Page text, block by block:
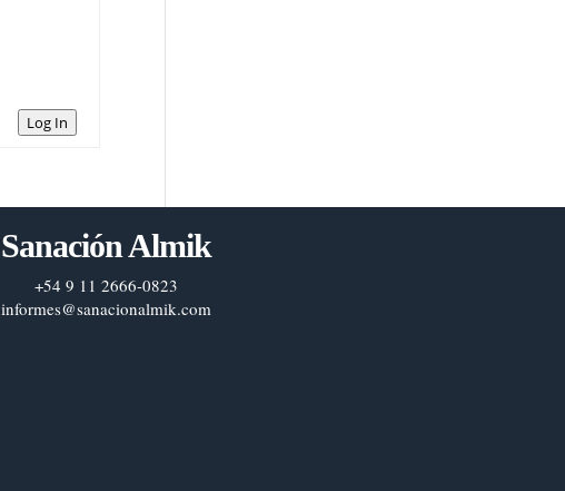
Log In
Sanación Almik
+54 9 11 2666-0823
informes@sanacionalmik.com